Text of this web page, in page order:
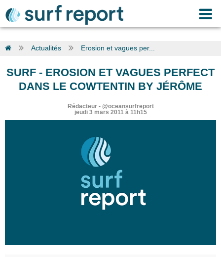
Actualités Erosion et vagues per...
SURF - EROSION ET VAGUES PERFECT
DANS LE COWTENTIN BY JÉRÔME
Rédacteur- @oceansurfreport
jeudi 3 mars 2011 à 11h15